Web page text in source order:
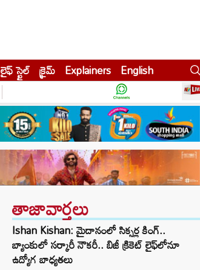
లైఫ్ స్టైల్ క్రైమ్ Explainers English
తాజావార్తలు
Ishan Kishan: మైదానంలో సిక్సర్ల కింగ్..
బ్యాంకులో సర్కారీ నౌకరీ.. బిజీ క్రికెట్ లైఫ్‌లోనూ
ఉద్యోగ బాధ్యతలు